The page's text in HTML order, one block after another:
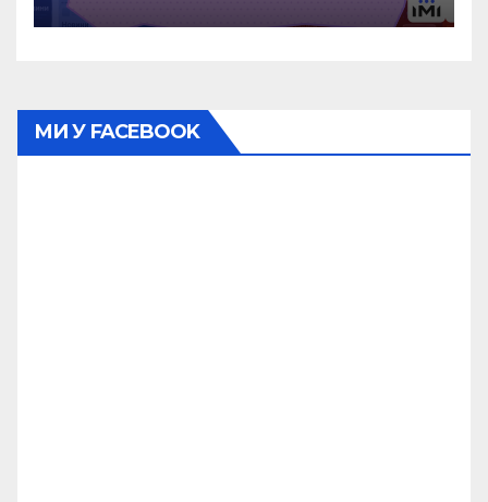
МИ У FACEBOOK